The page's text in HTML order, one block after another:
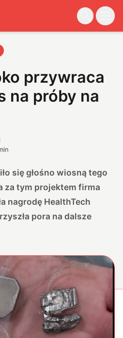
przywraca
na próby na
się głośno wiosną tego
za tym projektem firma
nagrodę HealthTech
pora na dalsze